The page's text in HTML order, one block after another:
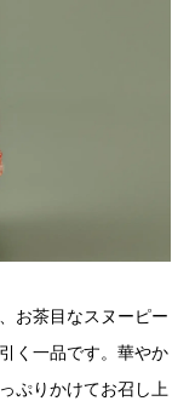
お茶目なスヌーピー
く一品です。華やか
ぷりかけてお召し上